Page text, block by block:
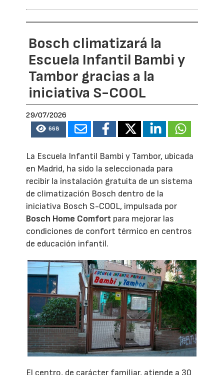
Bosch climatizará la
Escuela Infantil Bambi y
Tambor gracias a la
iniciativa S-COOL
29/07/2026
668
La Escuela Infantil Bambi y Tambor, ubicada
en Madrid, ha sido la seleccionada para
recibir la instalación gratuita de un sistema
de climatización Bosch dentro de la
iniciativa Bosch S-COOL, impulsada por
Bosch Home Comfort para mejorar las
condiciones de confort térmico en centros
de educación infantil.
El centro, de carácter familiar, atiende a 30